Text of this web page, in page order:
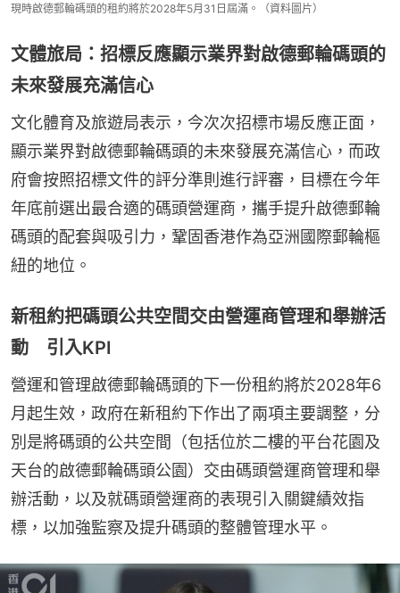
現時啟德郵輪碼頭的租約將於2028年5月31日屆滿。（資料圖片）
文體旅局：招標反應顯示業界對啟德郵輪碼頭的
未來發展充滿信心
文化體育及旅遊局表示，今次次招標市場反應正面，
顯示業界對啟德郵輪碼頭的未來發展充滿信心，而政
府會按照招標文件的評分準則進行評審，目標在今年
年底前選出最合適的碼頭營運商，攜手提升啟德郵輪
碼頭的配套與吸引力，鞏固香港作為亞洲國際郵輪樞
紐的地位。
新租約把碼頭公共空間交由營運商管理和舉辦活
動 引入KPI
營運和管理啟德郵輪碼頭的下一份租約將於2028年6
月起生效，政府在新租約下作出了兩項主要調整，分
別是將碼頭的公共空間（包括位於二樓的平台花園及
天台的啟德郵輪碼頭公園）交由碼頭營運商管理和舉
辦活動，以及就碼頭營運商的表現引入關鍵績效指
標，以加強監察及提升碼頭的整體管理水平。